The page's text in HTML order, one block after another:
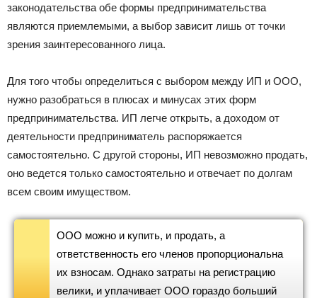
законодательства обе формы предпринимательства
являются приемлемыми, а выбор зависит лишь от точки
зрения заинтересованного лица.
Для того чтобы определиться с выбором между ИП и ООО,
нужно разобраться в плюсах и минусах этих форм
предпринимательства. ИП легче открыть, а доходом от
деятельности предприниматель распоряжается
самостоятельно. С другой стороны, ИП невозможно продать,
оно ведется только самостоятельно и отвечает по долгам
всем своим имуществом.
ООО можно и купить, и продать, а
ответственность его членов пропорциональна
их взносам. Однако затраты на регистрацию
велики, и уплачивает ООО гораздо больший